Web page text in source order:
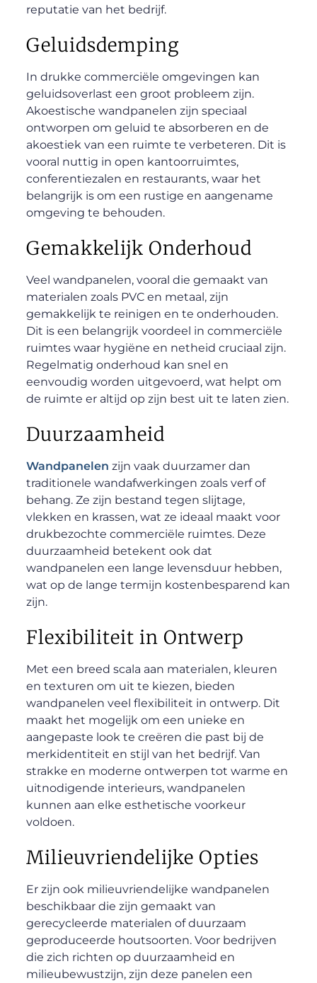
reputatie van het bedrijf.
Geluidsdemping
In drukke commerciële omgevingen kan
geluidsoverlast een groot probleem zijn.
Akoestische wandpanelen zijn speciaal
ontworpen om geluid te absorberen en de
akoestiek van een ruimte te verbeteren. Dit is
vooral nuttig in open kantoorruimtes,
conferentiezalen en restaurants, waar het
belangrijk is om een rustige en aangename
omgeving te behouden.
Gemakkelijk Onderhoud
Veel wandpanelen, vooral die gemaakt van
materialen zoals PVC en metaal, zijn
gemakkelijk te reinigen en te onderhouden.
Dit is een belangrijk voordeel in commerciële
ruimtes waar hygiëne en netheid cruciaal zijn.
Regelmatig onderhoud kan snel en
eenvoudig worden uitgevoerd, wat helpt om
de ruimte er altijd op zijn best uit te laten zien.
Duurzaamheid
Wandpanelen zijn vaak duurzamer dan
traditionele wandafwerkingen zoals verf of
behang. Ze zijn bestand tegen slijtage,
vlekken en krassen, wat ze ideaal maakt voor
drukbezochte commerciële ruimtes. Deze
duurzaamheid betekent ook dat
wandpanelen een lange levensduur hebben,
wat op de lange termijn kostenbesparend kan
zijn.
Flexibiliteit in Ontwerp
Met een breed scala aan materialen, kleuren
en texturen om uit te kiezen, bieden
wandpanelen veel flexibiliteit in ontwerp. Dit
maakt het mogelijk om een unieke en
aangepaste look te creëren die past bij de
merkidentiteit en stijl van het bedrijf. Van
strakke en moderne ontwerpen tot warme en
uitnodigende interieurs, wandpanelen
kunnen aan elke esthetische voorkeur
voldoen.
Milieuvriendelijke Opties
Er zijn ook milieuvriendelijke wandpanelen
beschikbaar die zijn gemaakt van
gerecycleerde materialen of duurzaam
geproduceerde houtsoorten. Voor bedrijven
die zich richten op duurzaamheid en
milieubewustzijn, zijn deze panelen een